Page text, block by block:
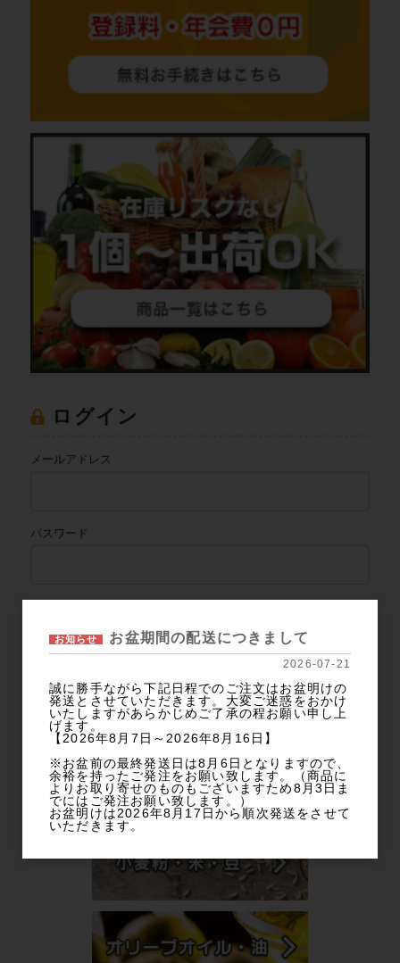
ログイン
メールアドレス
パスワード
ログイン
パスワードをお忘れの方
新規会員登録
カテゴリー
商品カテゴリから探す
お知らせ お盆期間の配送につきまして
2026-07-21
誠に勝手ながら下記日程でのご注文はお盆明けの
発送とさせていただきます。大変ご迷惑をおかけ
いたしますがあらかじめご了承の程お願い申し上
げます。
【2026年8月7日～2026年8月16日】
※お盆前の最終発送日は8月6日となりますので、
余裕を持ったご発注をお願い致します。（商品に
よりお取り寄せのものもございますため8月3日ま
でにはご発注お願い致します。）
お盆明けは2026年8月17日から順次発送をさせて
いただきます。